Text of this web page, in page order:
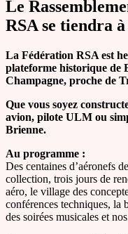
Le
RSA se tiendra
La Fédération RSA est
plateforme historique de
Champagne, proche de
Que vous soyez
avion, pilote ULM ou
Brienne.
Au programme :
Des centaines d’aéronefs
collection, trois jours de
aéro, le village des
conférences techniques, la
des soirées musicales et